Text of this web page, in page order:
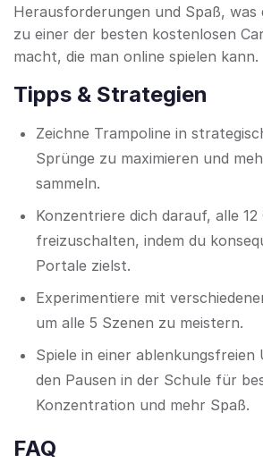
Herausforderungen und Spaß, was
zu einer der besten kostenlosen
macht, die man online spielen kann.
Tipps & Strategien
Zeichne Trampoline in
Sprünge zu maximieren und
sammeln.
Konzentriere dich darauf, alle
freizuschalten, indem du
Portale zielst.
Experimentiere mit
um alle 5 Szenen zu meistern.
Spiele in einer ablenkungsfreien
den Pausen in der Schule für
Konzentration und mehr Spaß.
FAQ